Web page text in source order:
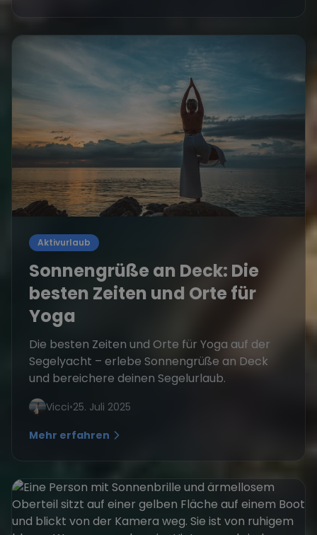
Aktivurlaub
Sonnengrüße an Deck: Die
besten Zeiten und Orte für
Yoga
Die besten Zeiten und Orte für Yoga auf der
Segelyacht – erlebe Sonnengrüße an Deck
und bereichere deinen Segelurlaub.
Vicci•25. Juli 2025
Mehr erfahren